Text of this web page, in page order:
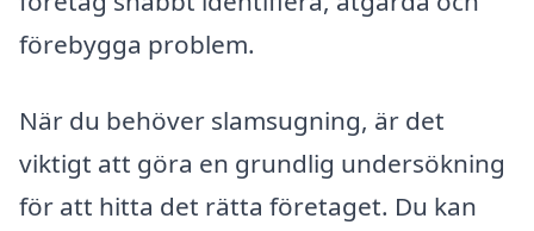
förebygga problem.
När du behöver slamsugning, är det
viktigt att göra en grundlig undersökning
för att hitta det rätta företaget. Du kan